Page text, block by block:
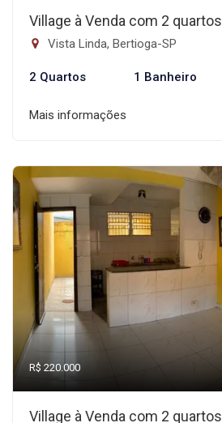
Village à Venda com 2 quartos
Vista Linda, Bertioga-SP
2 Quartos 1 Banheiro
Mais informações
R$ 220.000
Village à Venda com 2 quartos